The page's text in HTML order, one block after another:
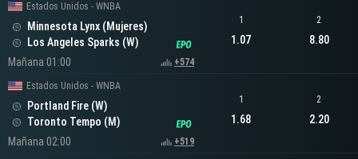
Estados Unidos - WNBA
Minnesota Lynx (Mujeres)
Los Angeles Sparks (W)
Mañana 01:00
+574
1
1.07
2
8.80
Estados Unidos - WNBA
Portland Fire (W)
Toronto Tempo (M)
Mañana 02:00
+519
1
1.68
2
2.20